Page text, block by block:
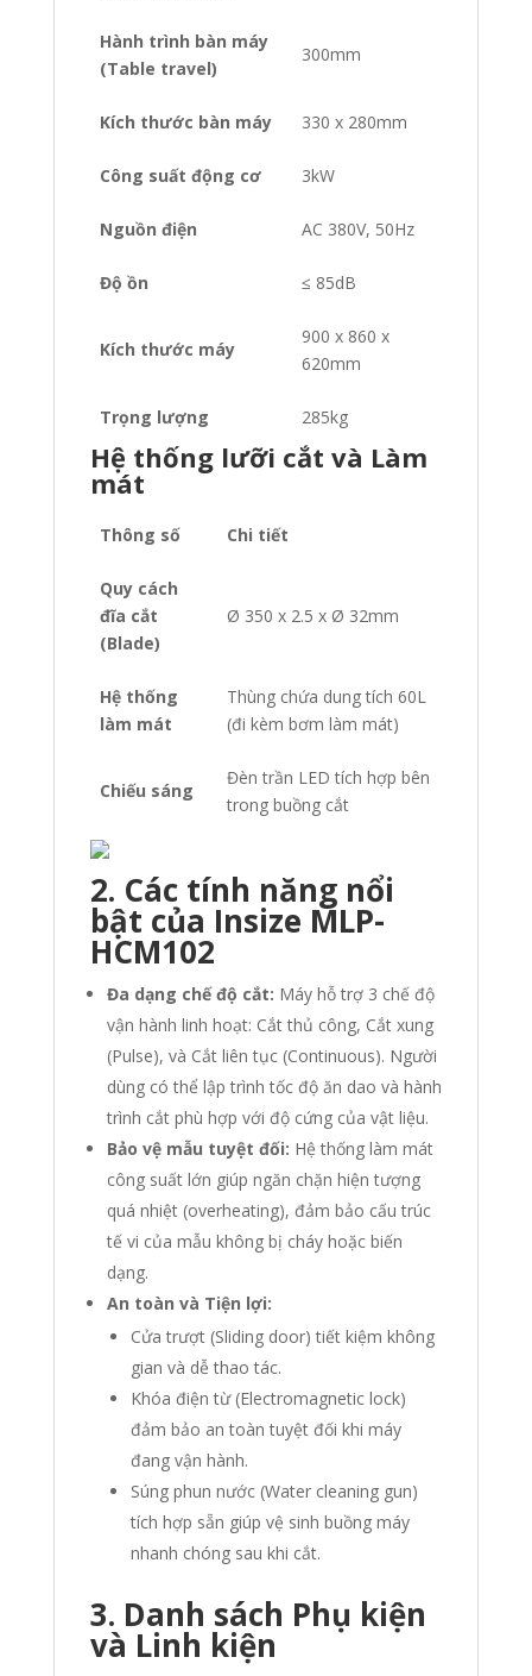
Hành trình bàn máy
(Table travel)
300mm
Kích thước bàn máy 330 x 280mm
Công suất động cơ 3kW
Nguồn điện AC 380V, 50Hz
Độ ồn ≤ 85dB
Kích thước máy
900 x 860 x
620mm
Trọng lượng 285kg
Hệ thống lưỡi cắt và Làm
mát
Thông số Chi tiết
Quy cách
đĩa cắt
(Blade)
Ø 350 x 2.5 x Ø 32mm
Hệ thống
làm mát
Thùng chứa dung tích 60L
(đi kèm bơm làm mát)
Chiếu sáng
Đèn trần LED tích hợp bên
trong buồng cắt
2. Các tính năng nổi
bật của Insize MLP-
HCM102
Đa dạng chế độ cắt: Máy hỗ trợ 3 chế độ
vận hành linh hoạt: Cắt thủ công, Cắt xung
(Pulse), và Cắt liên tục (Continuous). Người
dùng có thể lập trình tốc độ ăn dao và hành
trình cắt phù hợp với độ cứng của vật liệu.
Bảo vệ mẫu tuyệt đối: Hệ thống làm mát
công suất lớn giúp ngăn chặn hiện tượng
quá nhiệt (overheating), đảm bảo cấu trúc
tế vi của mẫu không bị cháy hoặc biến
dạng.
An toàn và Tiện lợi:
Cửa trượt (Sliding door) tiết kiệm không
gian và dễ thao tác.
Khóa điện từ (Electromagnetic lock)
đảm bảo an toàn tuyệt đối khi máy
đang vận hành.
Súng phun nước (Water cleaning gun)
tích hợp sẵn giúp vệ sinh buồng máy
nhanh chóng sau khi cắt.
3. Danh sách Phụ kiện
và Linh kiện